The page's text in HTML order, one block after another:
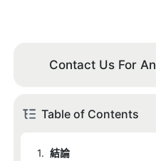
Contact Us For
Table of Contents
1. 結論